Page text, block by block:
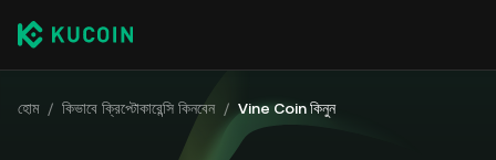
হোম / কিভাবে ক্রিপ্টোকারেন্সি কিনবেন / Vine Coin কিনুন